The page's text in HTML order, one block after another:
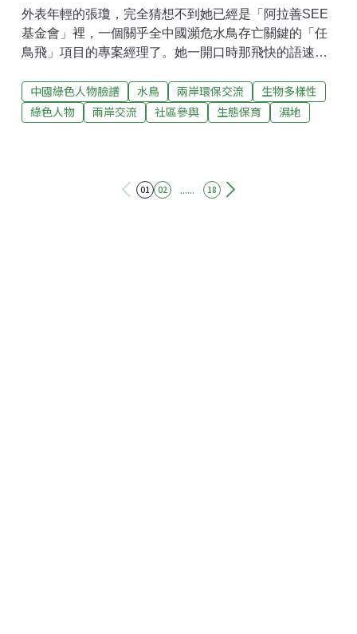
外表年輕的張瓊，完全猜想不到她已經是「阿拉善SEE
基金會」裡，一個關乎全中國瀕危水鳥存亡關鍵的「任
鳥飛」項目的專案經理了。她一開口時那飛快的語速，
工作熱情的一面。「任鳥飛」是阿拉善SEE基金會守護
中國最瀕危水鳥及其棲息地的一個綜合性生態保護專
資助了62間機構，實施了86個重要濕地的保護項目。不
中國綠色人物臉譜 水鳥 兩岸環保交流
生物多樣性
綠色人物
兩岸交流 社區參與 生態保育 濕地
01 02 ...... 18